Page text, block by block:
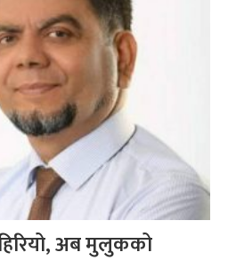
अब मुलुकको